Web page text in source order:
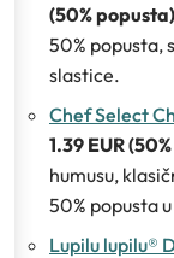
(50% popusta)
50% popusta,
slastice.
Chef Select
1.39 EUR
humusu,
50% popusta
Lupilu lupilu®